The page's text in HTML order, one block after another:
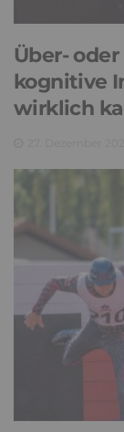
Über-
kognitive
wirklich